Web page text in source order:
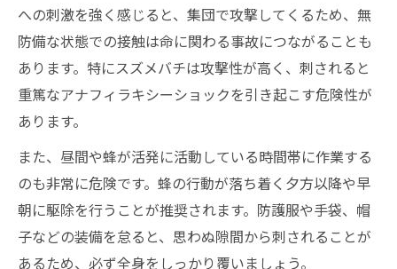
への刺激を強く感じると、集団で攻撃してくるため、無
防備な状態での接触は命に関わる事故につながることも
あります。特にスズメバチは攻撃性が高く、刺されると
重篤なアナフィラキシーショックを引き起こす危険性が
あります。
また、昼間や蜂が活発に活動している時間帯に作業する
のも非常に危険です。蜂の行動が落ち着く夕方以降や早
朝に駆除を行うことが推奨されます。防護服や手袋、帽
子などの装備を怠ると、思わぬ隙間から刺されることが
あるため、必ず全身をしっかり覆いましょう。